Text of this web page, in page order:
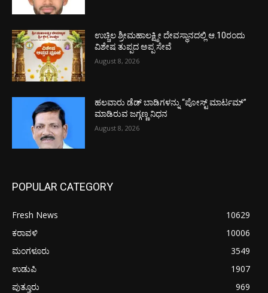
ಉಚ್ಚಿಲ ಶ್ರೀಮಹಾಲಕ್ಷ್ಮೀ ದೇವಸ್ಥಾನದಲ್ಲಿ ಆ.10ರಂದು
ವಿಶೇಷ ತುಪ್ಪದ ಅಪ್ಪ ಸೇವೆ
August 8, 2026
ಹಲವಾರು ಡೆಡ್ ಬಾಡಿಗಳನ್ನು “ಪೋಸ್ಟ್ ಮಾರ್ಟಮ್”
ಮಾಡಿರುವ ಜಗ್ಗಣ್ಣ ನಿಧನ
August 8, 2026
POPULAR CATEGORY
Fresh News
10629
ಕರಾವಳಿ
10006
ಮಂಗಳೂರು
3549
ಉಡುಪಿ
1907
ಪುತ್ತೂರು
969